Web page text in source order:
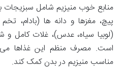
منابع خوب منیزیم شامل سبزیجات
پیچ، مغزها و دانه ها (بادام،
(لوبیا سیاه، عدس)، غلات کامل و
است. مصرف منظم این غذاها
مناسب منیزیم در بدن کمک کند.